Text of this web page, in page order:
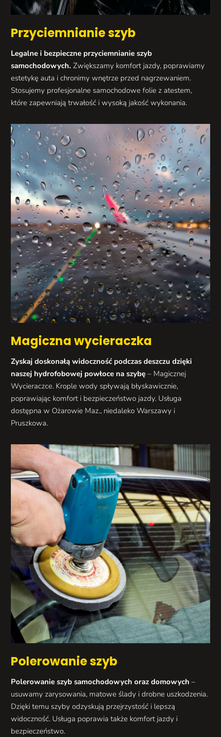
Przyciemnianie szyb
Legalne i bezpieczne przyciemnianie szyb
samochodowych. Zwiększamy komfort jazdy, poprawiamy
estetykę auta i chronimy wnętrze przed nagrzewaniem.
Stosujemy profesjonalne samochodowe folie z atestem,
które zapewniają trwałość i wysoką jakość wykonania.
Magiczna wycieraczka
Zyskaj doskonałą widoczność podczas deszczu dzięki
naszej hydrofobowej powłoce na szybę – Magicznej
Wycieraczce. Krople wody spływają błyskawicznie,
poprawiając komfort i bezpieczeństwo jazdy. Usługa
dostępna w Ożarowie Maz., niedaleko Warszawy i
Pruszkowa.
Polerowanie szyb
Polerowanie szyb samochodowych oraz domowych –
usuwamy zarysowania, matowe ślady i drobne uszkodzenia.
Dzięki temu szyby odzyskują przejrzystość i lepszą
widoczność. Usługa poprawia także komfort jazdy i
bezpieczeństwo.